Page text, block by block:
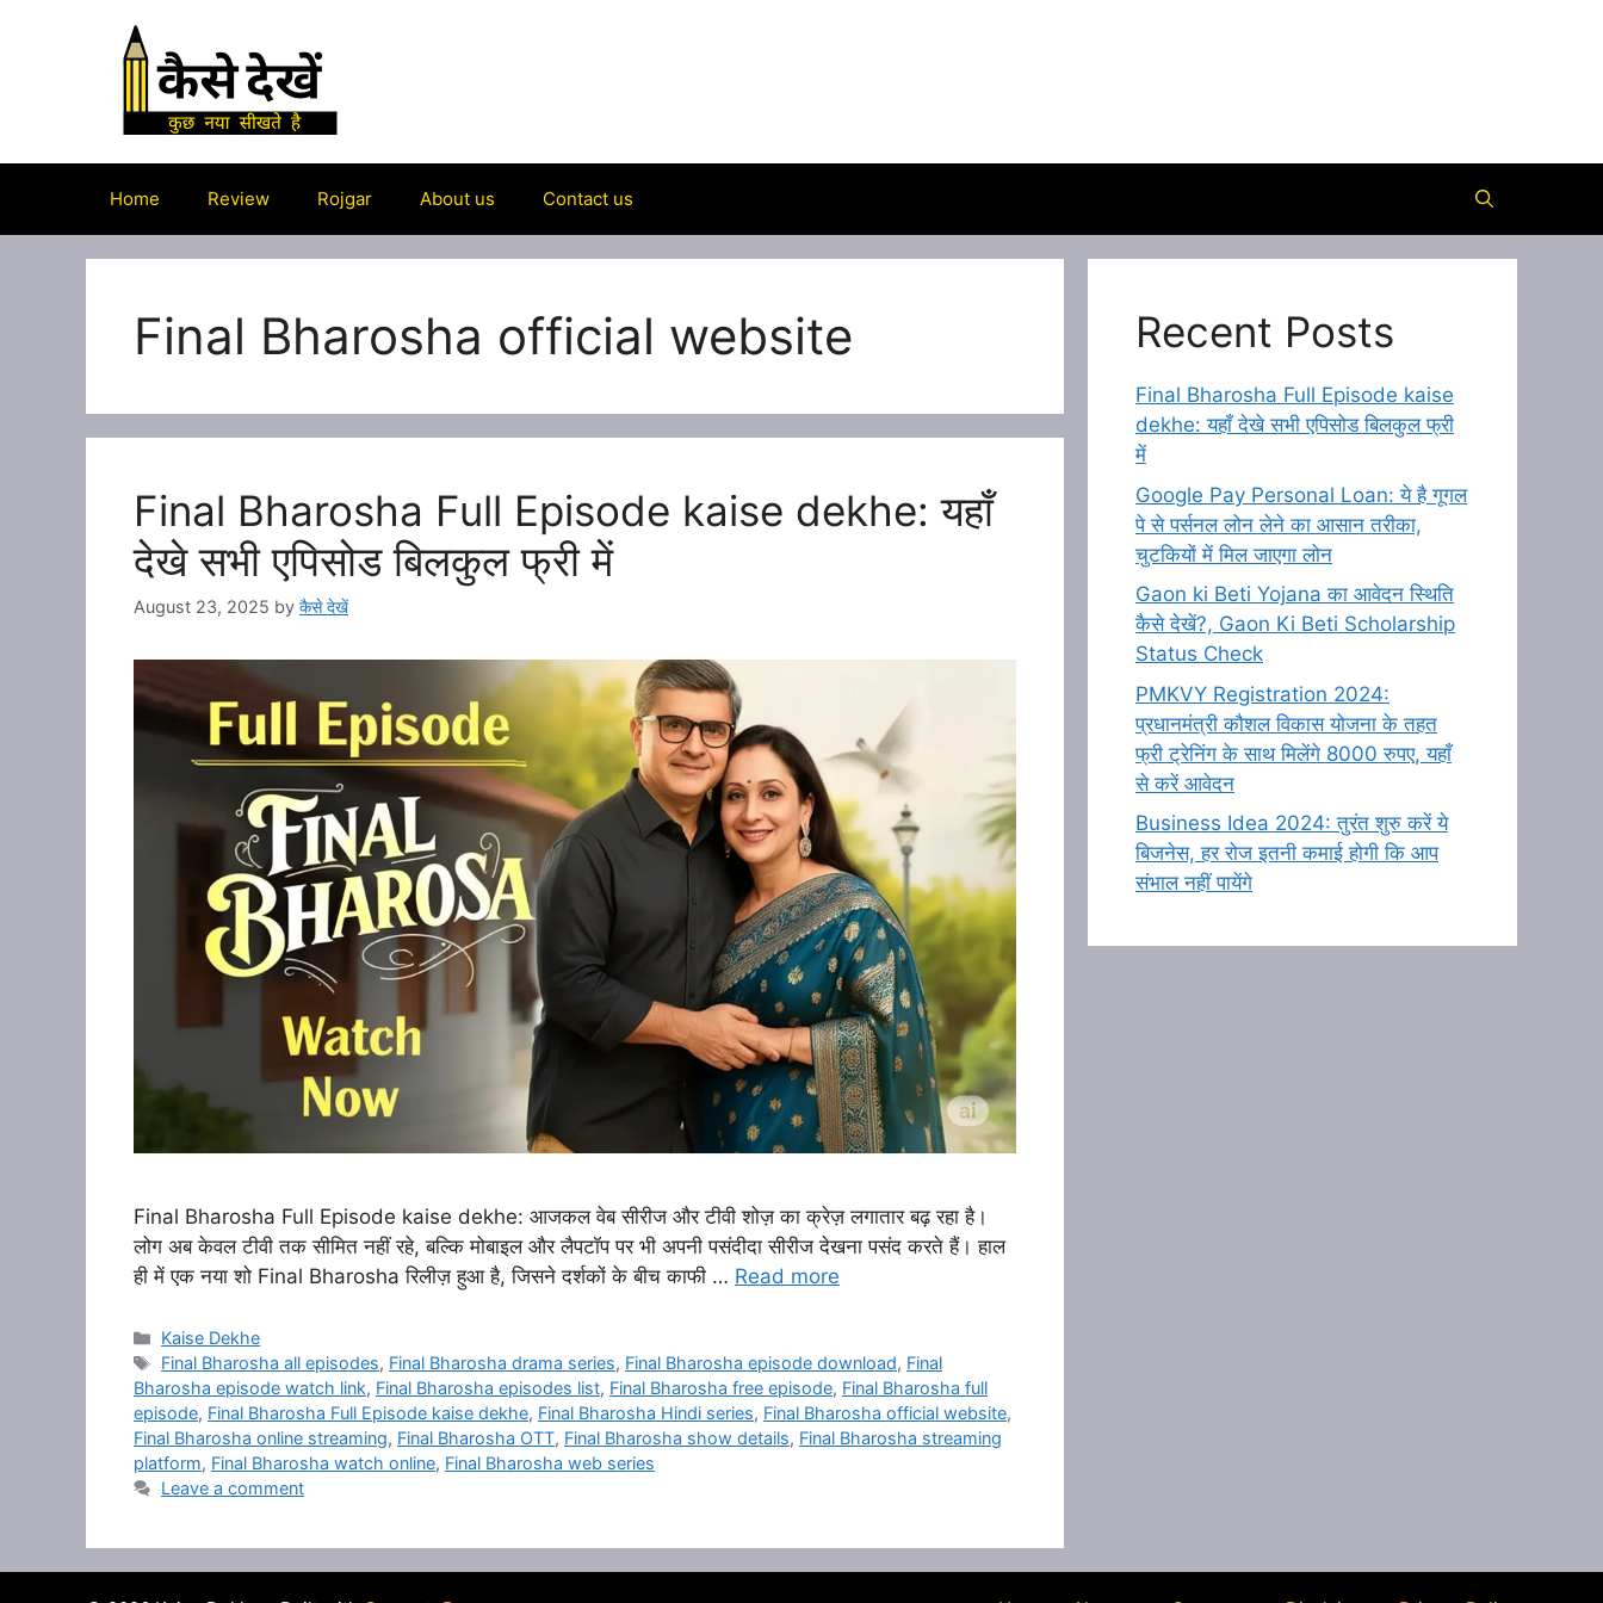
Home Review Rojgar About us Contact us
Final Bharosha official website
Final Bharosha Full Episode kaise dekhe: यहाँ
देखे सभी एपिसोड बिलकुल फ्री में
August 23, 2025 by कैसे देखें
Final Bharosha Full Episode kaise dekhe: आजकल वेब सीरीज और टीवी शोज़ का क्रेज़ लगातार बढ़ रहा है।
लोग अब केवल टीवी तक सीमित नहीं रहे, बल्कि मोबाइल और लैपटॉप पर भी अपनी पसंदीदा सीरीज देखना पसंद करते हैं। हाल
ही में एक नया शो Final Bharosha रिलीज़ हुआ है, जिसने दर्शकों के बीच काफी … Read more
Categories
Kaise Dekhe
Tags
Final Bharosha all episodes, Final Bharosha drama series, Final Bharosha episode download, Final
Bharosha episode watch link, Final Bharosha episodes list, Final Bharosha free episode, Final Bharosha full
episode, Final Bharosha Full Episode kaise dekhe, Final Bharosha Hindi series, Final Bharosha official website,
Final Bharosha online streaming, Final Bharosha OTT, Final Bharosha show details, Final Bharosha streaming
platform, Final Bharosha watch online, Final Bharosha web series
Leave a comment
Recent Posts
Final Bharosha Full Episode kaise
dekhe: यहाँ देखे सभी एपिसोड बिलकुल फ्री
में
Google Pay Personal Loan: ये है गूगल
पे से पर्सनल लोन लेने का आसान तरीका,
चुटकियों में मिल जाएगा लोन
Gaon ki Beti Yojana का आवेदन स्थिति
कैसे देखें?, Gaon Ki Beti Scholarship
Status Check
PMKVY Registration 2024:
प्रधानमंत्री कौशल विकास योजना के तहत
फ्री ट्रेनिंग के साथ मिलेंगे 8000 रुपए, यहाँ
से करें आवेदन
Business Idea 2024: तुरंत शुरु करें ये
बिजनेस, हर रोज इतनी कमाई होगी कि आप
संभाल नहीं पायेंगे